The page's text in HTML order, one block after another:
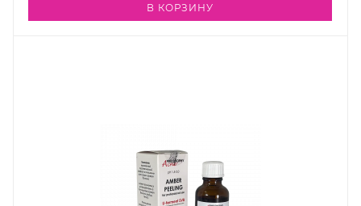
В КОРЗИНУ